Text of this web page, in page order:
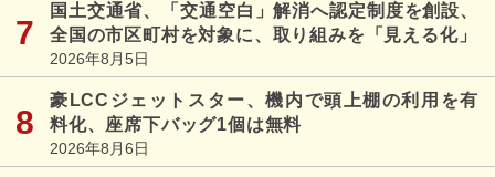
国土交通省、「交通空白」解消へ認定制度を創設、
全国の市区町村を対象に、取り組みを「見える化」
2026年8月5日
豪LCCジェットスター、機内で頭上棚の利用を有
料化、座席下バッグ1個は無料
2026年8月6日